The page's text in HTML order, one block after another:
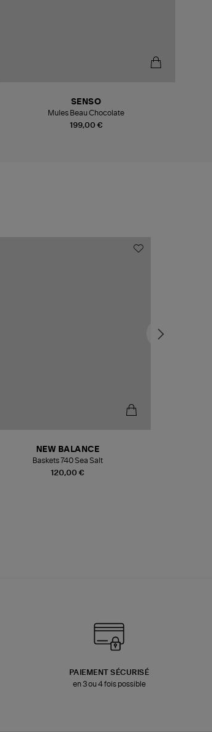
199,00 €
SENSO
Mules Beau Chocolate
120,00 €
NEW BALANCE
Baskets 740 Sea Salt
PAIEMENT SÉCURISÉ
en 3 ou 4 fois possible